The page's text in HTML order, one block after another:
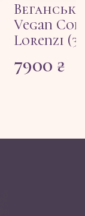
Vegan
Lorenzi
7900 ₴